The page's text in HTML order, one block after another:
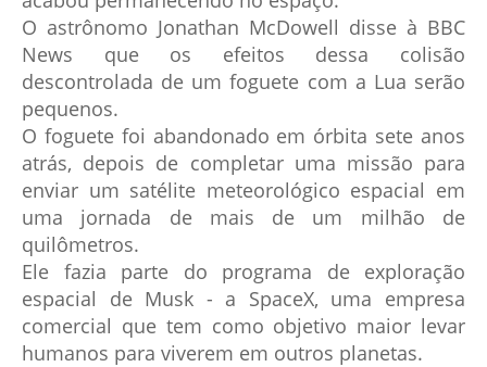
O astrônomo Jonathan McDowell disse à BBC
News que os efeitos dessa colisão
descontrolada de um foguete com a Lua serão
pequenos.
O foguete foi abandonado em órbita sete anos
atrás, depois de completar uma missão para
enviar um satélite meteorológico espacial em
uma jornada de mais de um milhão de
quilômetros.
Ele fazia parte do programa de exploração
espacial de Musk - a SpaceX, uma empresa
comercial que tem como objetivo maior levar
humanos para viverem em outros planetas.